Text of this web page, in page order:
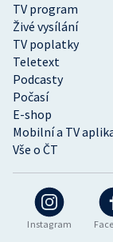
Instagram
TV program
Živé vysílání
TV poplatky
Teletext
Podcasty
Počasí
E-shop
Mobilní a TV
Vše o ČT